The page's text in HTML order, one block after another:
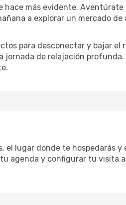
hace más evidente. Aventúrate
a explorar un mercado de
para desconectar y bajar el
de relajación profunda.
el lugar donde te hospedarás y
agenda y configurar tu visita